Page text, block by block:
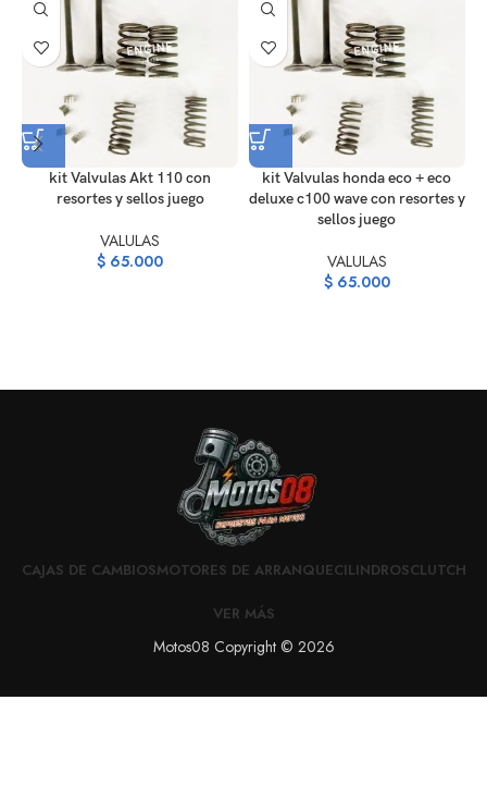
kit Valvulas Akt 110 con
resortes y sellos juego
VALULAS
$ 65.000
kit Valvulas honda eco + eco
deluxe c100 wave con resortes y
sellos juego
VALULAS
$65.000
CAJAS DE CAMBIOSMOTORES DE ARRANQUECILINDROSCLUTCH
VER MÁS
Motos08 Copyright © 2026